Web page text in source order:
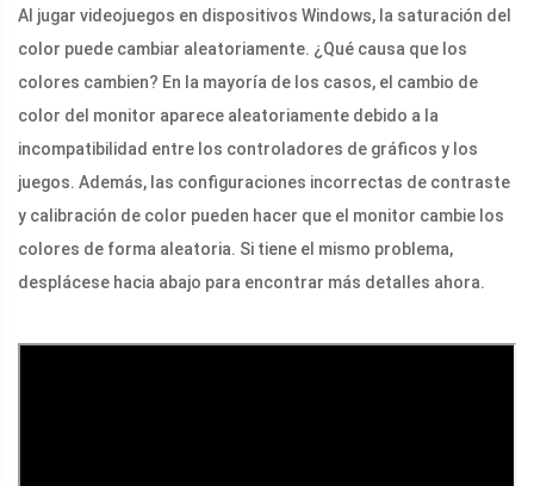
Al jugar videojuegos en dispositivos Windows, la saturación del
color puede cambiar aleatoriamente. ¿Qué causa que los
colores cambien? En la mayoría de los casos, el cambio de
color del monitor aparece aleatoriamente debido a la
incompatibilidad entre los controladores de gráficos y los
juegos. Además, las configuraciones incorrectas de contraste
y calibración de color pueden hacer que el monitor cambie los
colores de forma aleatoria. Si tiene el mismo problema,
desplácese hacia abajo para encontrar más detalles ahora.